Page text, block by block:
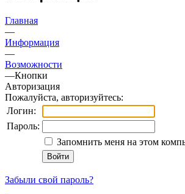
Главная
—
Информация
—
Возможности
—Кнопки
Авторизация
Пожалуйста, авторизуйтесь:
Логин:
Пароль:
Запомнить меня на этом
Забыли свой пароль?